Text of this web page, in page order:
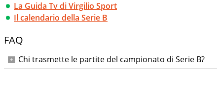
La Guida Tv di Virgilio Sport
Il calendario della Serie B
FAQ
Chi trasmette le partite del campionato di Serie B?